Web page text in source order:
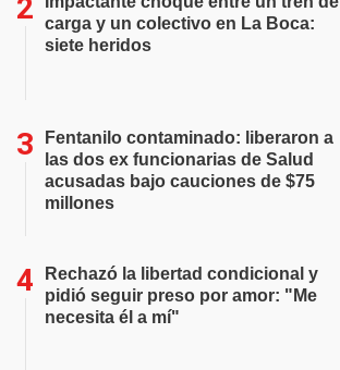
carga y un colectivo en La Boca:
siete heridos
Fentanilo contaminado: liberaron a
las dos ex funcionarias de Salud
acusadas bajo cauciones de $75
millones
Rechazó la libertad condicional y
pidió seguir preso por amor: "Me
necesita él a mí"